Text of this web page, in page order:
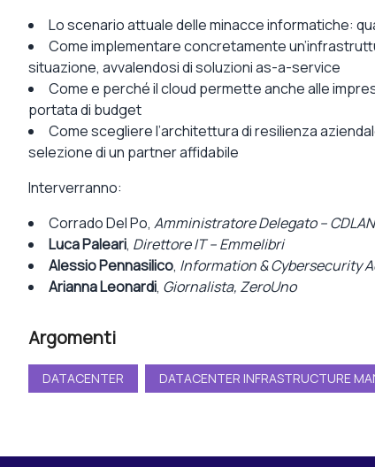
Loscenario attuale delle minacce informatiche:
Comeimplementare concretamente
situazione, avvalendosi di soluzioni as-a-service
Come e perché ilcloud permette anche alle
portata di budget
Comescegliere l’architettura di resilienza
selezione di un partner affidabile
Interverranno:
Corrado Del Po, Amministratore Delegato – CDLAN
Luca Paleari, Direttore IT – Emmelibri
Alessio Pennasilico, Information & Cybersecurity
Arianna Leonardi, Giornalista, ZeroUno
Argomenti
DATACENTER DATACENTER INFRASTRUCTURE